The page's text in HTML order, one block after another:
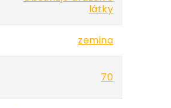
látky
zemina
70